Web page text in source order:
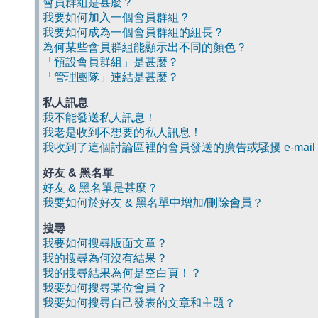
會員群組是甚麼？
我要如何加入一個會員群組？
我要如何成為一個會員群組的組長？
為何某些會員群組能顯示出不同的顏色？
「預設會員群組」是甚麼？
「管理團隊」連結是甚麼？
私人訊息
我不能發送私人訊息！
我老是收到不想要的私人訊息！
我收到了這個討論區裡的會員發送的廣告或騷擾 e-mail
好友 & 黑名單
好友 & 黑名單是甚麼？
我要如何於好友 & 黑名單中增加/刪除會員？
搜尋
我要如何搜尋版面文章？
我的搜尋為何沒有結果？
我的搜尋結果為何是空白頁！？
我要如何搜尋某位會員？
我要如何搜尋自己發表的文章和主題？